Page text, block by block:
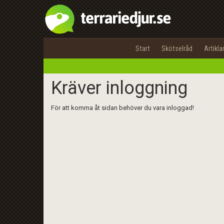
Start Skötselråd Artiklar
Kräver inloggning
För att komma åt sidan behöver du vara inloggad!